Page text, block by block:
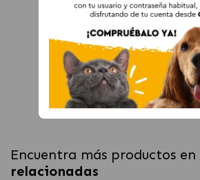
Encuentra más productos en
relacionadas